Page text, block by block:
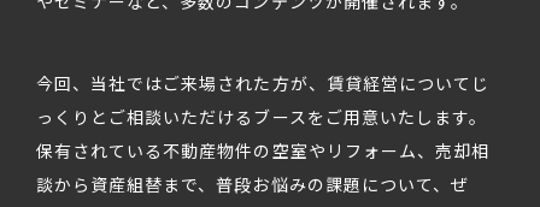
今回、当社ではご来場された方が、賃貸経営についてじ
っくりとご相談いただけるブースをご用意いたします。
保有されている不動産物件の空室やリフォーム、売却相
談から資産組替まで、普段お悩みの課題について、ぜ